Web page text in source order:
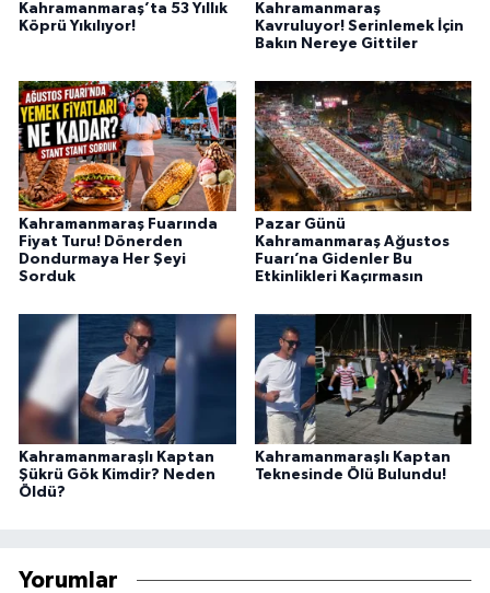
Kahramanmaraş’ta 53 Yıllık
Köprü Yıkılıyor!
Kahramanmaraş
Kavruluyor! Serinlemek İçin
Bakın Nereye Gittiler
Kahramanmaraş Fuarında
Fiyat Turu! Dönerden
Dondurmaya Her Şeyi
Sorduk
Pazar Günü
Kahramanmaraş Ağustos
Fuarı’na Gidenler Bu
Etkinlikleri Kaçırmasın
Kahramanmaraşlı Kaptan
Şükrü Gök Kimdir? Neden
Öldü?
Kahramanmaraşlı Kaptan
Teknesinde Ölü Bulundu!
Yorumlar